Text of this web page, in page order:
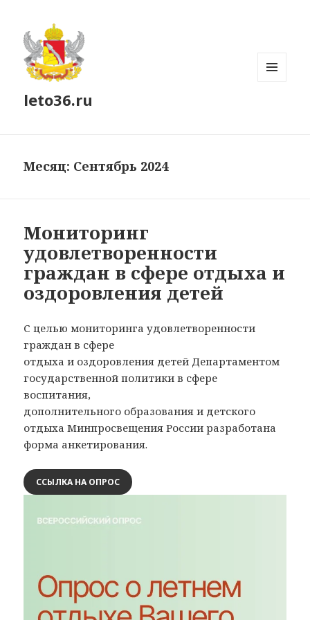
leto36.ru
Месяц: Сентябрь 2024
Мониторинг
удовлетворенности
граждан в сфере отдыха и
оздоровления детей
С целью мониторинга удовлетворенности
граждан в сфере
отдыха и оздоровления детей Департаментом
государственной политики в сфере
воспитания,
дополнительного образования и детского
отдыха Минпросвещения России разработана
форма анкетирования.
ССЫЛКА НА ОПРОС